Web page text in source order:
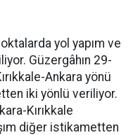
yol yapım ve
Güzergâhın 29-
Ankara yönü
iki yönlü veriliyor.
Kırıkkale
diğer istikametten